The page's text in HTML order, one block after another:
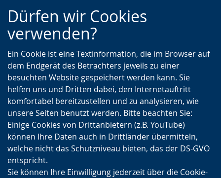
Zur
Hauptnavigation
Zur
Seitennavigation
Zum
Inhalt
Dürfen wir Cookies
verwenden?
Ein Cookie ist eine Textinformation, die im Browser auf
dem Endgerät des Betrachters jeweils zu einer
besuchten Website gespeichert werden kann. Sie
helfen uns und Dritten dabei, den Internetauftritt
komfortabel bereitzustellen und zu analysieren, wie
unsere Seiten benutzt werden. Bitte beachten Sie:
Einige Cookies von Drittanbietern (z.B. YouTube)
können Ihre Daten auch in Drittländer übermitteln,
welche nicht das Schutzniveau bieten, das der DS-GVO
entspricht.
Sie können Ihre Einwilligung jederzeit über die Cookie-